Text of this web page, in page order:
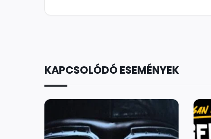
KAPCSOLÓDÓ ESEMÉNYEK